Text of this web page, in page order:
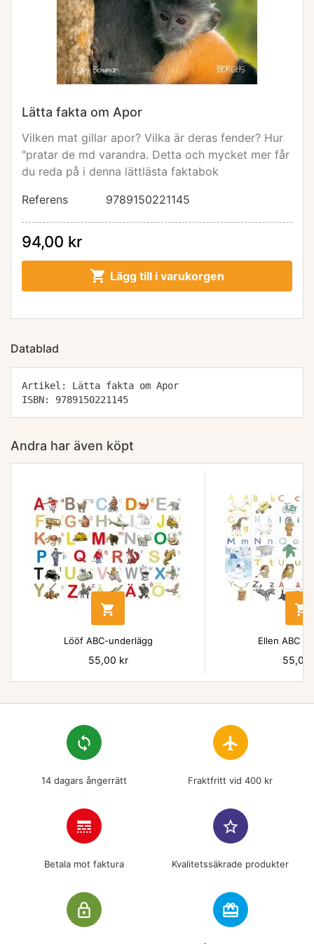
Lätta fakta om Apor
Vilken mat gillar apor? Vilka är deras fender? Hur
"pratar de md varandra. Detta och mycket mer får
du reda på i denna lättlästa faktabok
Referens
9789150221145
94,00 kr
 Lägg till i varukorgen
Datablad
Artikel: Lätta fakta om Apor
ISBN: 9789150221145
Andra har även köpt

Lööf ABC-underlägg
Pris
55,00 kr

Ellen ABC
Pris
55,00
loop
14 dagars ångerrätt
flight
Fraktfritt vid 400 kr
line_style
Betala mot faktura
star_border
Kvalitetssäkrade produkter
lock_outline redeem